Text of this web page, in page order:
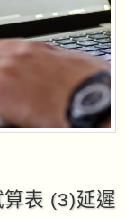
表 (3)延遲